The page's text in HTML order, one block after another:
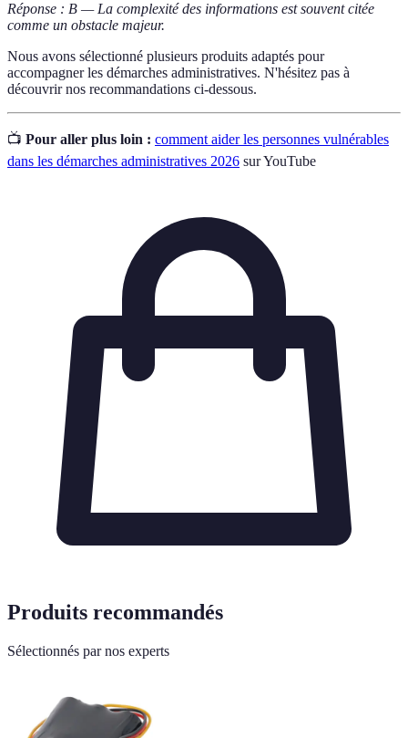
Réponse : B — La complexité des informations est souvent citée
comme un obstacle majeur.
Nous avons sélectionné plusieurs produits adaptés pour
accompagner les démarches administratives. N'hésitez pas à
découvrir nos recommandations ci-dessous.
📺 Pour aller plus loin : comment aider les personnes vulnérables
dans les démarches administratives 2026 sur YouTube
Produits recommandés
Sélectionnés par nos experts